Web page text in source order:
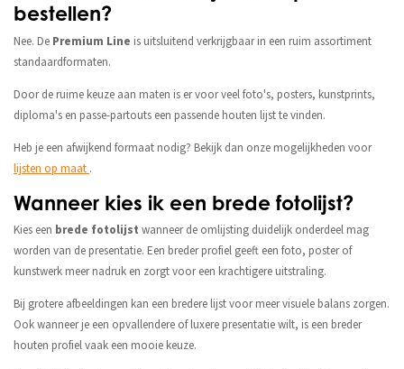
bestellen?
Nee. De Premium Line is uitsluitend verkrijgbaar in een ruim assortiment
standaardformaten.
Door de ruime keuze aan maten is er voor veel foto's, posters, kunstprints,
diploma's en passe-partouts een passende houten lijst te vinden.
Heb je een afwijkend formaat nodig? Bekijk dan onze mogelijkheden voor
lijsten op maat .
Wanneer kies ik een brede fotolijst?
Kies een brede fotolijst wanneer de omlijsting duidelijk onderdeel mag
worden van de presentatie. Een breder profiel geeft een foto, poster of
kunstwerk meer nadruk en zorgt voor een krachtigere uitstraling.
Bij grotere afbeeldingen kan een bredere lijst voor meer visuele balans zorgen.
Ook wanneer je een opvallendere of luxere presentatie wilt, is een breder
houten profiel vaak een mooie keuze.